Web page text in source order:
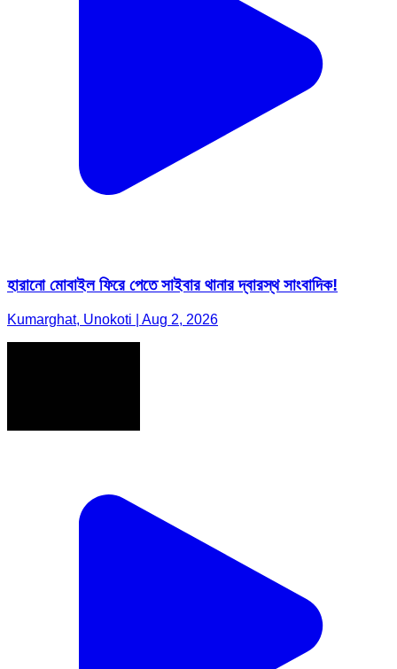
হারানো মোবাইল ফিরে পেতে সাইবার থানার দ্বারস্থ সাংবাদিক!
Kumarghat, Unokoti | Aug 2, 2026